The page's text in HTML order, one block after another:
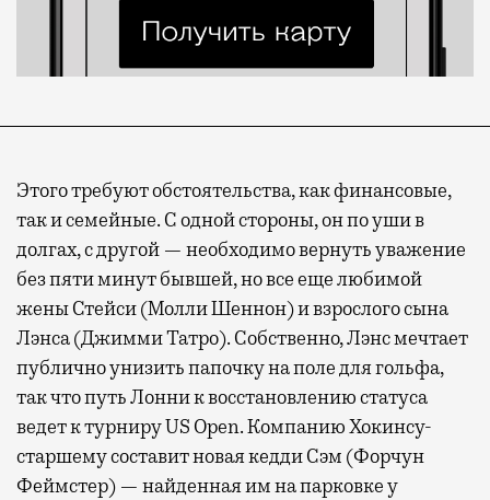
Этого требуют обстоятельства, как финансовые,
так и семейные. С одной стороны, он по уши в
долгах, с другой — необходимо вернуть уважение
без пяти минут бывшей, но все еще любимой
жены Стейси (Молли Шеннон) и взрослого сына
Лэнса (Джимми Татро). Собственно, Лэнс мечтает
публично унизить папочку на поле для гольфа,
так что путь Лонни к восстановлению статуса
ведет к турниру US Open. Компанию Хокинсу-
старшему составит новая кедди Сэм (Форчун
Феймстер) — найденная им на парковке у